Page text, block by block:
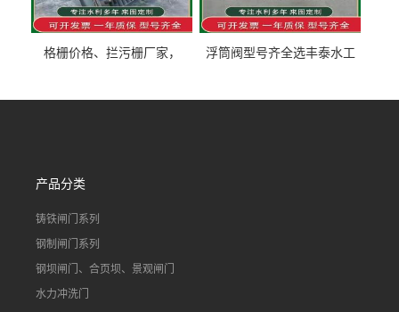
格栅价格、拦污栅厂家，
浮筒阀型号齐全选丰泰水工
道水库电站污水处理钢制闸
产品分类
铸铁闸门系列
钢制闸门系列
钢坝闸门、合页坝、景观闸门
水力冲洗门